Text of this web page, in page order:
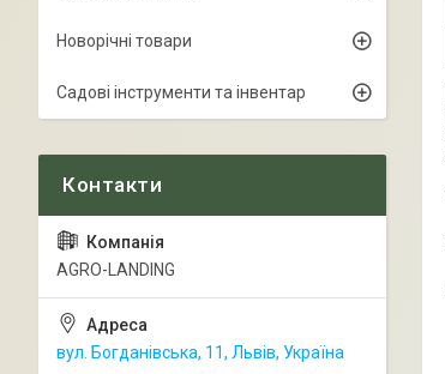
Новорічні товари
Садові інструменти та інвентар
AGRO-LANDING
вул. Богданівська, 11, Львів, Україна